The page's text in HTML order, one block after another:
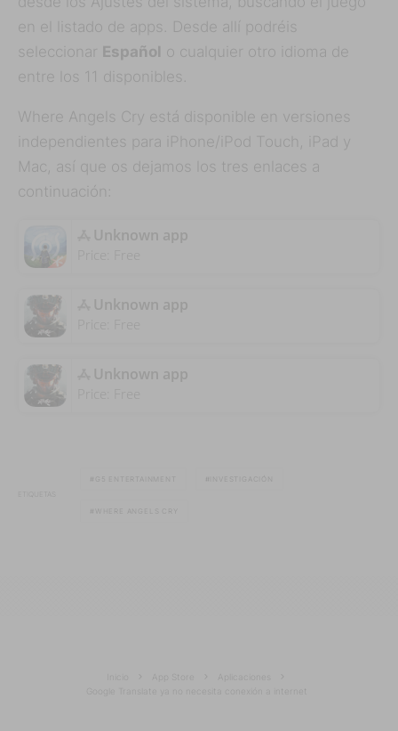
en el listado de apps. Desde allí podréis
seleccionar Español o cualquier otro idioma de
entre los 11 disponibles.
Where Angels Cry está disponible en versiones
independientes para iPhone/iPod Touch, iPad y
Mac, así que os dejamos los tres enlaces a
continuación:
Unknown app
Unknown app
Unknown app
ETIQUETAS
G5 ENTERTAINMENT
WHERE ANGELS CRY
App Store
Aplicaciones
Google Translate ya no necesita conexión a internet